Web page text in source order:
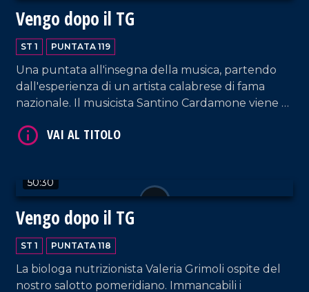
Vengo dopo il TG
ST 1 PUNTATA 119
Una puntata all'insegna della musica, partendo
dall'esperienza di un artista calabrese di fama
nazionale. Il musicista Santino Cardamone viene a
accompagnato da sua moglie, Eleonora Anania,
50:30
Vengo dopo il TG
ST 1 PUNTATA 118
La biologa nutrizionista Valeria Grimoli ospite del
nostro salotto pomeridiano. Immancabili i
VAI AL TITOLO
VAI AL TITOLO